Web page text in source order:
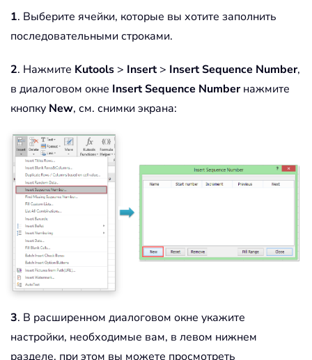
1. Выберите ячейки, которые вы хотите заполнить
последовательными строками.
2. Нажмите Kutools > Insert> Insert Sequence Number,
в диалоговом окне Insert Sequence Numberнажмите
кнопку New, см. снимки экрана:
3. В расширенном диалоговом окне укажите
настройки, необходимые вам, в левом нижнем
разделе, при этом вы можете просмотреть